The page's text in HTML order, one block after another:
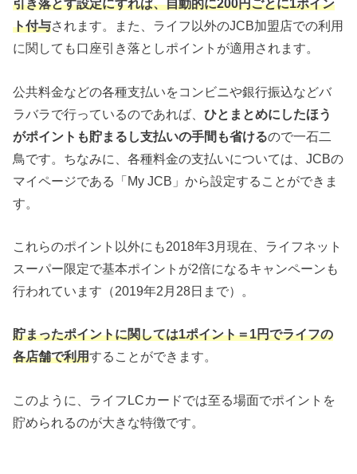
引き落とす設定にすれば、自動的に200円ごとに1ポイン
ト付与されます。また、ライフ以外のJCB加盟店での利用
に関しても口座引き落としポイントが適用されます。
公共料金などの各種支払いをコンビニや銀行振込などバ
ラバラで行っているのであれば、ひとまとめにしたほう
がポイントも貯まるし支払いの手間も省けるので一石二
鳥です。ちなみに、各種料金の支払いについては、JCBの
マイページである「My JCB」から設定することができま
す。
これらのポイント以外にも2018年3月現在、ライフネット
スーパー限定で基本ポイントが2倍になるキャンペーンも
行われています（2019年2月28日まで）。
貯まったポイントに関しては1ポイント＝1円でライフの
各店舗で利用することができます。
このように、ライフLCカードでは至る場面でポイントを
貯められるのが大きな特徴です。